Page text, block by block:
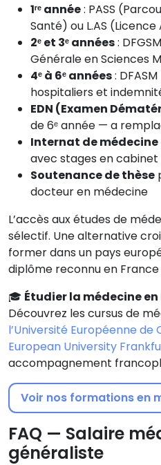
1ʳᵉ année: PASS
Santé) ou L.AS
2ᵉ et 3ᵉ années:
Générale en Sciences
4ᵉ à 6ᵉ années:
hospitaliers et
EDN (Examen
de 6ᵉ année — a
Internat de
avec stages en
Soutenance de thèse
docteur en médecine
L’accès aux études de
sélectif. Une alternative
former dans un pays
diplôme reconnu en France
🎓 Étudier la médecine en
Découvrez les cursus de
l’Université Européenne de
European University
accompagnement
Voir nos formations en
FAQ — Salaire
généraliste